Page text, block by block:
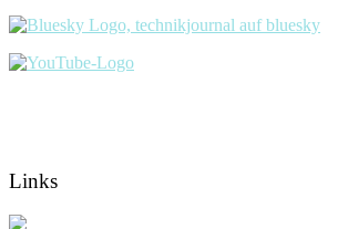
Links